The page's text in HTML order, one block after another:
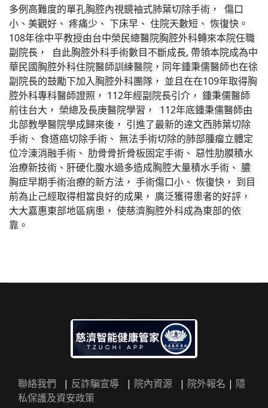
多例高難度的單孔胸腔內視鏡袖式肺葉切除手術， 傷口
小、美觀好、 疼痛少、 下床早、 住院天數短、 恢復快。
108年徐中平教授由台中榮民總醫院胸腔外科轉來本院任職
副院長， 自此胸腔外科手術數目不斷成長, 帶領本院成為中
華民國胸腔外科住院醫師訓練醫院，同年鍾秉儒醫師也在徐
副院長的鼓勵下加入胸腔外科團隊， 並且在在109年取得胸
腔外科專科醫師證照， 112年經副院長引介， 鍾秉儒醫師
前往台大， 榮總及長庚醫院學習， 112年底鍾秉儒醫師由
北部教學醫院學成歸來後， 引進了最新的逹文西肺葉切除
手術、 食道癌切除手術、 無法手術切除的肺部腫瘤立體定
位冷涷消融手術、 肋骨骨折骨板固定手術、 惡性肋膜積水
治療新技術、肝硬化腹水過多造成胸腔大量積水手術、 膿
胸症早期手術治療的新方法， 手術傷口小、 恢復快， 到目
前為止己經取得相當良好的成果， 廣泛獲得患者的好評，
大大嘉惠東部地區病患， 使慈濟胸腔外科成為東部的依
靠。
聯絡我們 | 反詐騙宣導 | 院內資源 | 院外報名 | 隱
私保護及資安政策